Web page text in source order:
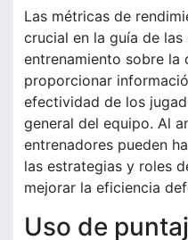
Las métricas de
crucial en la guía de las
entrenamiento sobre la
proporcionar
efectividad de los
general del equipo. Al
entrenadores pueden
las estrategias y roles
mejorar la eficiencia
Uso de